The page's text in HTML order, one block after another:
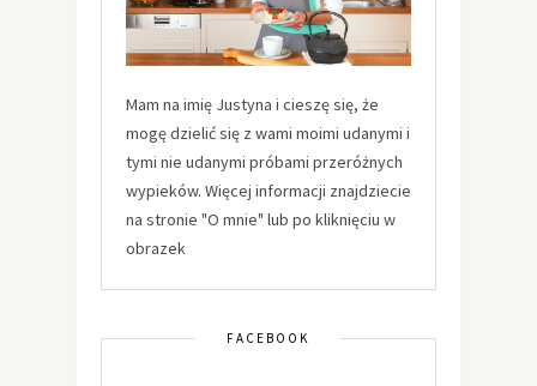
Mam na imię Justyna i cieszę się, że
mogę dzielić się z wami moimi udanymi i
tymi nie udanymi próbami przeróżnych
wypieków. Więcej informacji znajdziecie
na stronie "O mnie" lub po kliknięciu w
obrazek
FACEBOOK